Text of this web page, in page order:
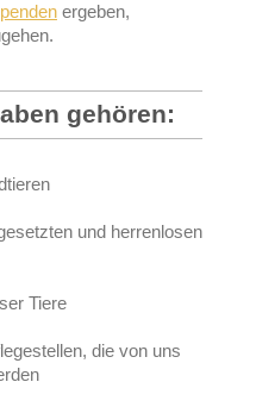
ergeben,
gehören:
und herrenlosen
Tiere
die von uns